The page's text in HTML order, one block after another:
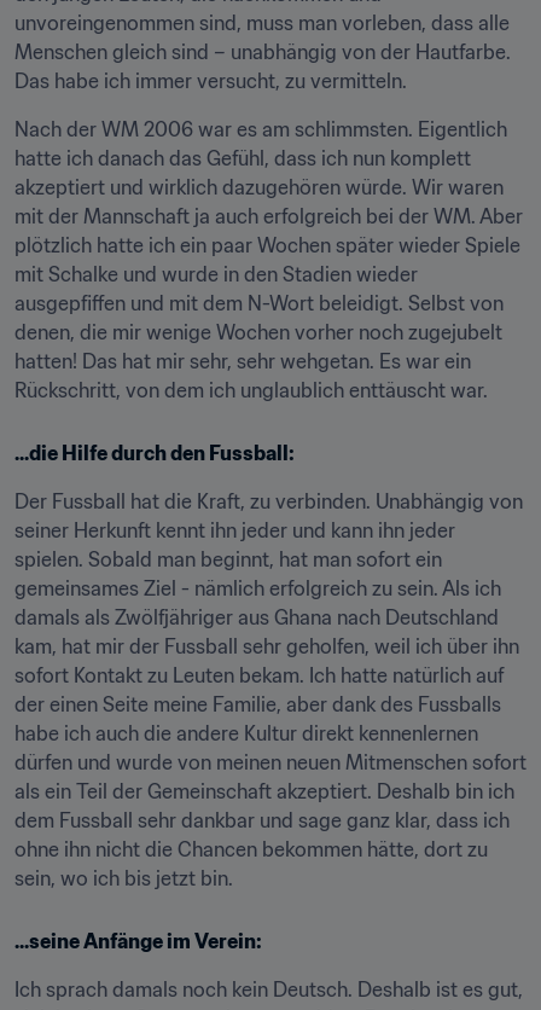
unvoreingenommen sind, muss man vorleben, dass alle
Menschen gleich sind – unabhängig von der Hautfarbe.
Das habe ich immer versucht, zu vermitteln.
Nach der WM 2006 war es am schlimmsten. Eigentlich
hatte ich danach das Gefühl, dass ich nun komplett
akzeptiert und wirklich dazugehören würde. Wir waren
mit der Mannschaft ja auch erfolgreich bei der WM. Aber
plötzlich hatte ich ein paar Wochen später wieder Spiele
mit Schalke und wurde in den Stadien wieder
ausgepfiffen und mit dem N-Wort beleidigt. Selbst von
denen, die mir wenige Wochen vorher noch zugejubelt
hatten! Das hat mir sehr, sehr wehgetan. Es war ein
Rückschritt, von dem ich unglaublich enttäuscht war.
...die Hilfe durch den Fussball:
Der Fussball hat die Kraft, zu verbinden. Unabhängig von
seiner Herkunft kennt ihn jeder und kann ihn jeder
spielen. Sobald man beginnt, hat man sofort ein
gemeinsames Ziel - nämlich erfolgreich zu sein. Als ich
damals als Zwölfjähriger aus Ghana nach Deutschland
kam, hat mir der Fussball sehr geholfen, weil ich über ihn
sofort Kontakt zu Leuten bekam. Ich hatte natürlich auf
der einen Seite meine Familie, aber dank des Fussballs
habe ich auch die andere Kultur direkt kennenlernen
dürfen und wurde von meinen neuen Mitmenschen sofort
als ein Teil der Gemeinschaft akzeptiert. Deshalb bin ich
dem Fussball sehr dankbar und sage ganz klar, dass ich
ohne ihn nicht die Chancen bekommen hätte, dort zu
sein, wo ich bis jetzt bin.
...seine Anfänge im Verein:
Ich sprach damals noch kein Deutsch. Deshalb ist es gut,